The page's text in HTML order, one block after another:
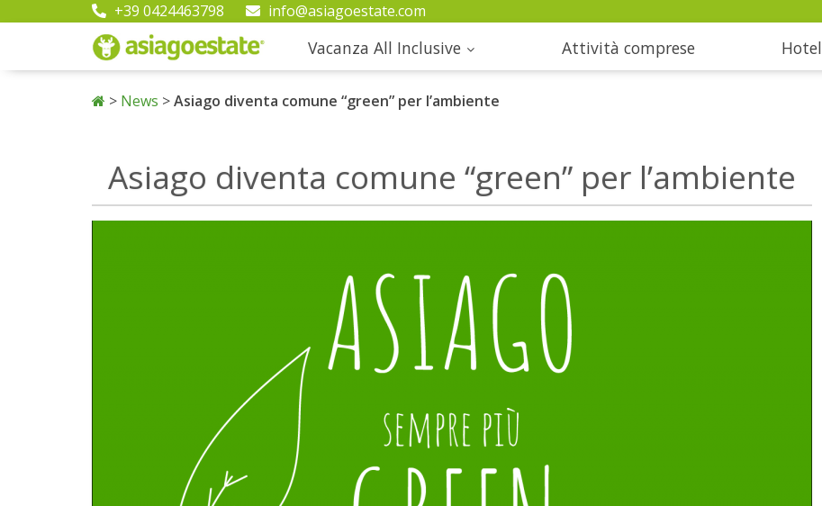
+39 0424463798 info@asiagoestate.com
Vacanza All Inclusive Attività comprese Hotel
> News >Asiago diventa comune “green” per l’ambiente
Asiago diventa comune “green” per l’ambiente